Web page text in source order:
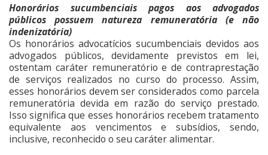
Honorários sucumbenciais pagos aos advogados
públicos possuem natureza remuneratória (e não
indenizatória)
Os honorários advocatícios sucumbenciais devidos aos
advogados públicos, devidamente previstos em lei,
ostentam caráter remuneratório e de contraprestação
de serviços realizados no curso do processo. Assim,
esses honorários devem ser considerados como parcela
remuneratória devida em razão do serviço prestado.
Isso significa que esses honorários recebem tratamento
equivalente aos vencimentos e subsídios, sendo,
inclusive, reconhecido o seu caráter alimentar.